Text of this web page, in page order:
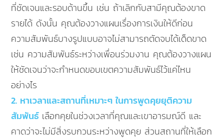
ที่ชัดเจนและรอบด้านขึ้น เช่น ถ้าเลิกกับสามีคุณต้องขาด
รายได้ ดังนั้น คุณต้องวางแผนเรื่องการเงินให้ดีก่อน
ความสัมพันธ์บางรูปแบบอาจไม่สามารถตัดจบได้เด็ดขาด
เช่น ความสัมพันธ์ระหว่างเพื่อนร่วมงาน คุณต้องวางแผน
ให้ชัดเจนว่าจะกำหนดขอบเขตความสัมพันธ์ไว้แค่ไหน
อย่างไร
2. หาเวลาและสถานที่เหมาะๆ ในการพูดคุยยุติความ
สัมพันธ์ เลือกคุยในช่วงเวลาที่คุณและเขาอารมณ์ดี และ
คาดว่าจะไม่มีสิ่งรบกวนระหว่างพูดคุย ส่วนสถานที่ให้เลือก